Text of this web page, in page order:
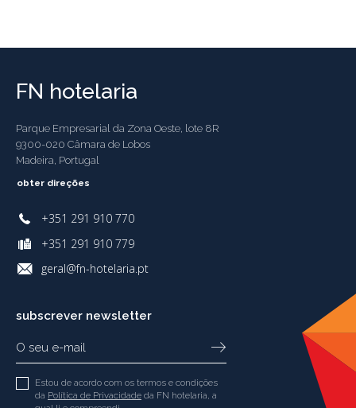
FN hotelaria
Parque Empresarial da Zona Oeste, lote 8R
9300-020 Câmara de Lobos
Madeira, Portugal
obter direções
+351 291 910 770
+351 291 910 779
geral@fn-hotelaria.pt
subscrever newsletter
Estou de acordo com os termos e condições
da Política de Privacidade da FN hotelaria, a